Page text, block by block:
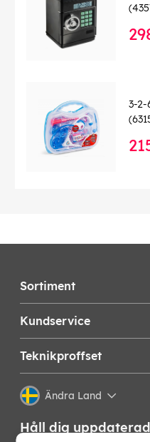
3-
Sortiment
Kundservice
Teknikproffset
Ändra Land
Håll dig uppdaterad